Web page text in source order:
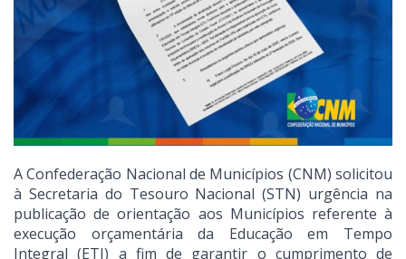
A Confederação Nacional de Municípios (CNM) solicitou
à Secretaria do Tesouro Nacional (STN) urgência na
publicação de orientação aos Municípios referente à
execução orçamentária da Educação em Tempo
Integral (ETI) a fim de garantir o cumprimento de